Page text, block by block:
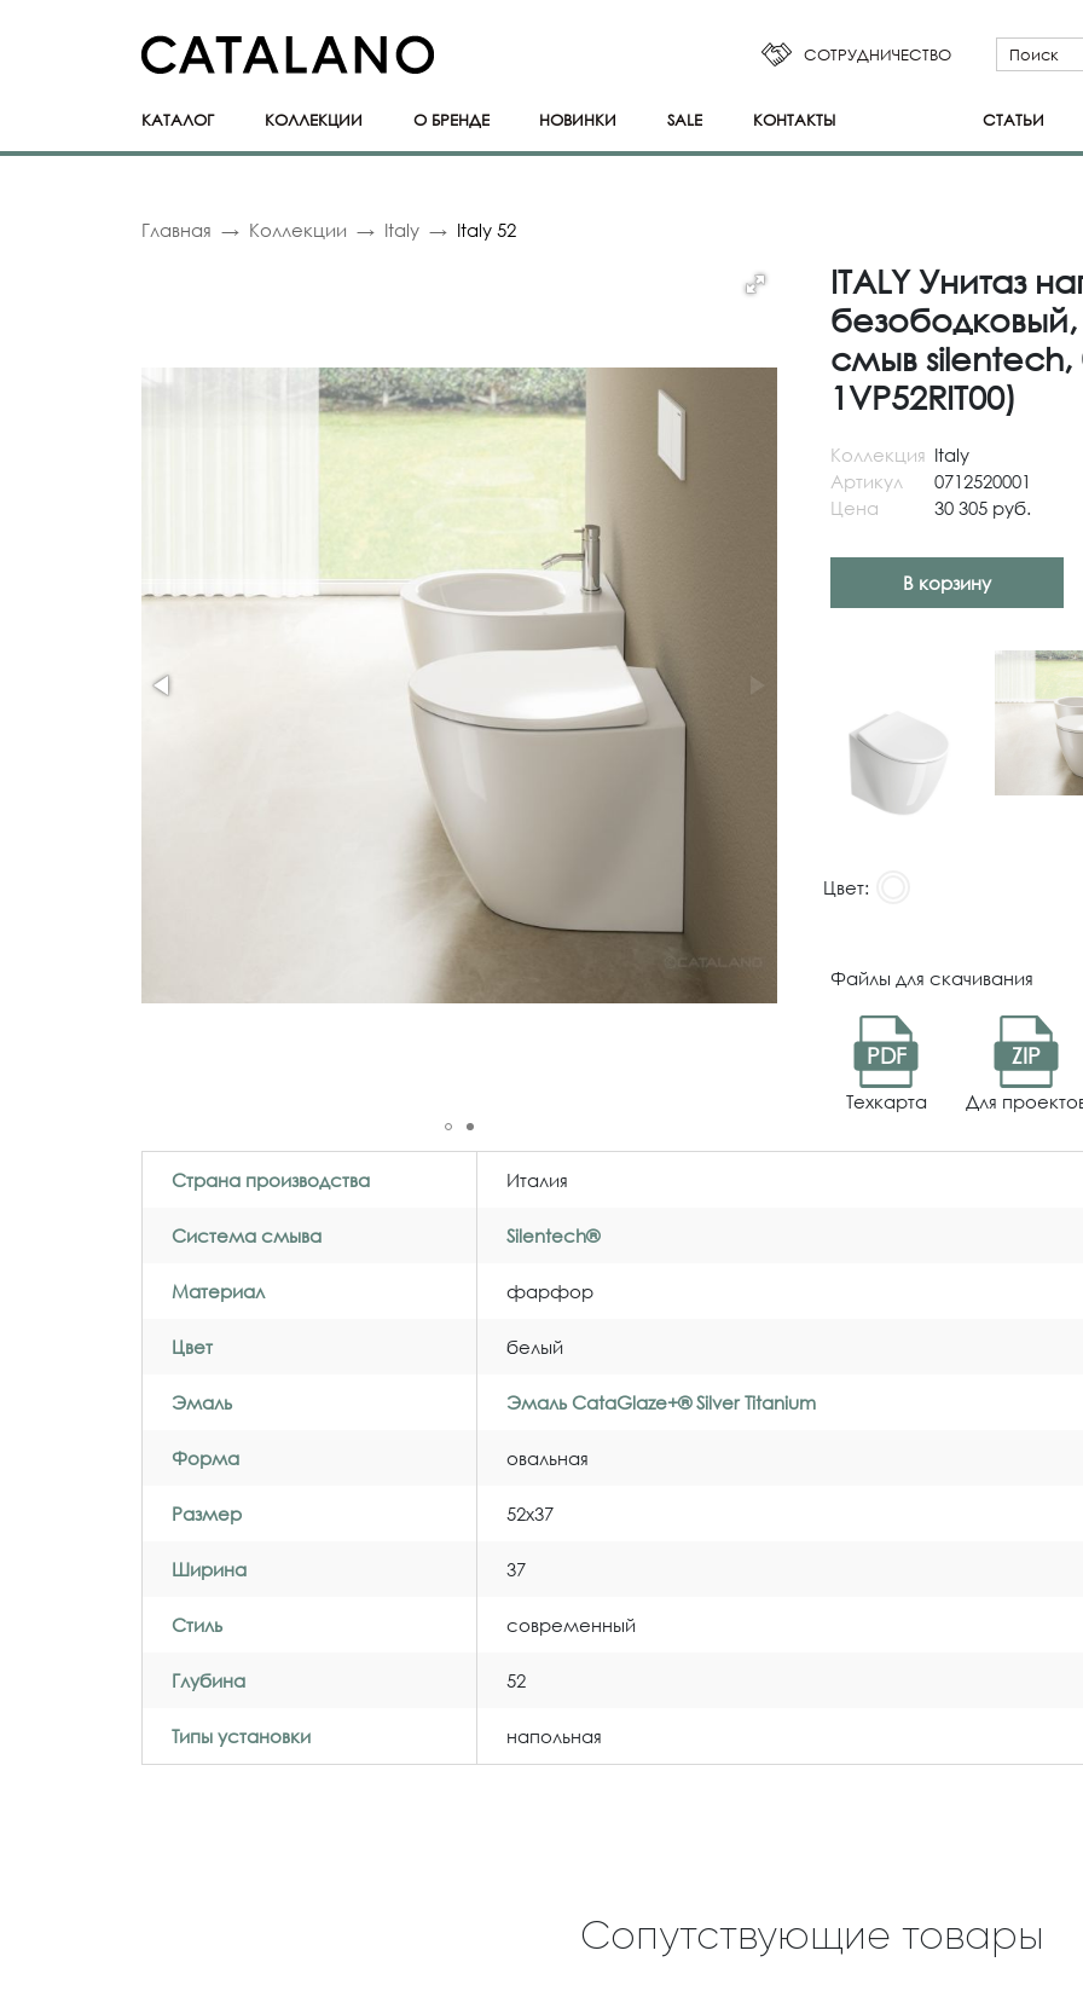
СОТРУДНИЧЕСТВО
КАТАЛОГ КОЛЛЕКЦИИ О БРЕНДЕ НОВИНКИ SALE КОНТАКТЫ СТАТЬИ
Главная Коллекции Italy Italy 52
ITALY Унитаз
смыв silentech,
1VP52RIT00)
Коллекция Italy
Артикул
0712520001
Цена
30 305 руб.
В корзину
Цвет:
Файлы для скачивания
PDF
Техкарта
ZIP
Для
Страна производства Италия
Система смыва Silentech®
Материал фарфор
Цвет белый
Эмаль Эмаль CataGlaze+® Silver Titanium
Форма овальная
Размер 52x37
Ширина 37
Стиль современный
Глубина 52
Типы установки напольная
Сопутствующие товары